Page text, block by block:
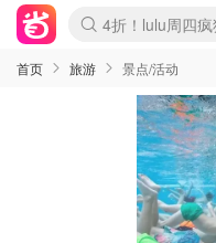
Boticinal 夏促开
4折！lulu周四
还没结束！
Joybuy变相75折
速领！Stanley独
疑似霸哥！
Zalando 奥莱闪
Moncler反季囤
Coach Brooklyn
首页 旅游 景点/活动